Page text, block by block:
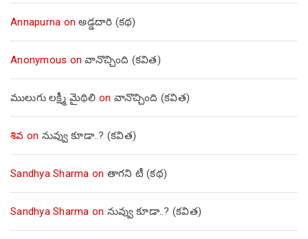
Annapurna onఅడ్డదారి (కథ)
Anonymous onవానొచ్చింది (కవిత)
ములుగు లక్ష్మీ మైథిలి on వానొచ్చింది (కవిత)
శివ on నువ్వు కూడా..? (కవిత)
Sandhya Sharma on తాగని టీ (కథ)
Sandhya Sharma on నువ్వు కూడా..? (కవిత)